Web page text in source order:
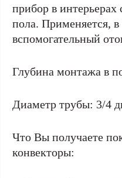
прибор в интерьерах
пола. Применяется,
вспомогательный
Глубина монтажа в
Диаметр трубы: 3/4
Что Вы получаете
конвекторы: